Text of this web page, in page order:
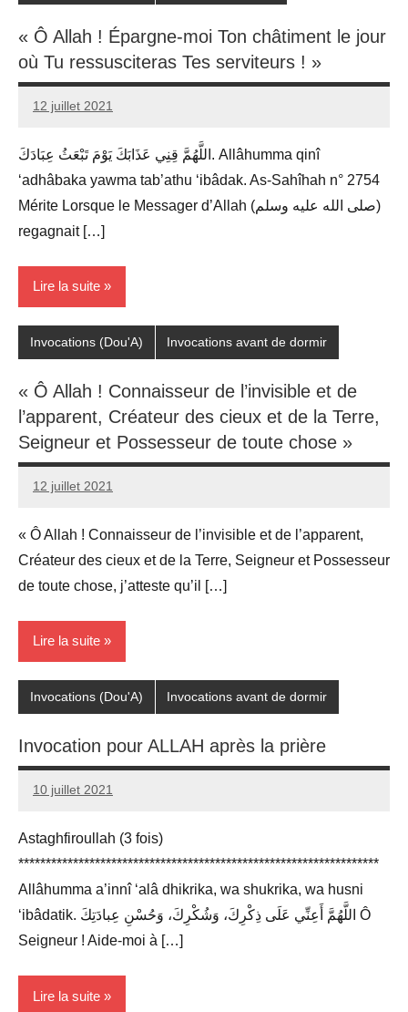
« Ô Allah ! Épargne-moi Ton châtiment le jour
où Tu ressusciteras Tes serviteurs ! »
12 juillet 2021
prieres
اللَّهُمَّ قِنِي عَذَابَكَ يَوْمَ تَبْعَثُ عِبَادَكَ. Allâhumma qinî
‘adhâbaka yawma tab’athu ‘ibâdak. As-Sahîhah n° 2754
Mérite Lorsque le Messager d’Allah (صلى الله عليه وسلم)
regagnait […]
Lire la suite
Invocations (Dou'A) Invocations avant de dormir
« Ô Allah ! Connaisseur de l’invisible et de
l’apparent, Créateur des cieux et de la Terre,
Seigneur et Possesseur de toute chose »
12 juillet 2021
prieres
« Ô Allah ! Connaisseur de l’invisible et de l’apparent,
Créateur des cieux et de la Terre, Seigneur et Possesseur
de toute chose, j’atteste qu’il […]
Lire la suite
Invocations (Dou'A) Invocations avant de dormir
Invocation pour ALLAH après la prière
10 juillet 2021
prieres
Astaghfiroullah (3 fois)
******************************************************************
Allâhumma a’innî ‘alâ dhikrika, wa shukrika, wa husni
‘ibâdatik. اللَّهُمَّ أَعِنِّي عَلَى ذِكْرِكَ، وَشُكْرِكَ، وَحُسْنِ عِبادَتِكَ Ô
Seigneur ! Aide-moi à […]
Lire la suite